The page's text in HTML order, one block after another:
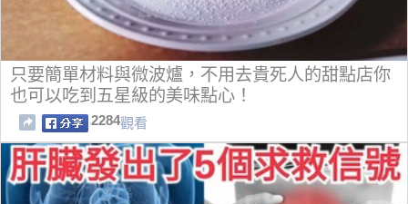
只要簡單材料與微波爐，不用去貴死人的甜點店你
也可以吃到五星級的美味點心！
2284觀看